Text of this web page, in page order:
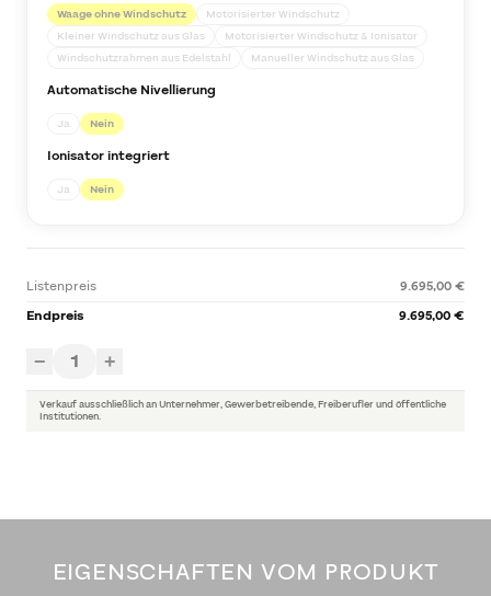
Waage ohne Windschutz
Motorisierter Windschutz
Kleiner Windschutz aus Glas
Motorisierter Windschutz & Ionisator
Windschutzrahmen aus Edelstahl
Manueller Windschutz aus Glas
Automatische Nivellierung
Ja Nein
Ionisator integriert
Ja Nein
Listenpreis
9.695,00 €
Endpreis
9.695,00 €
− 1 +
Verkauf ausschließlich an Unternehmer, Gewerbetreibende, Freiberufler und öffentliche
Institutionen.
EIGENSCHAFTEN VOM PRODUKT